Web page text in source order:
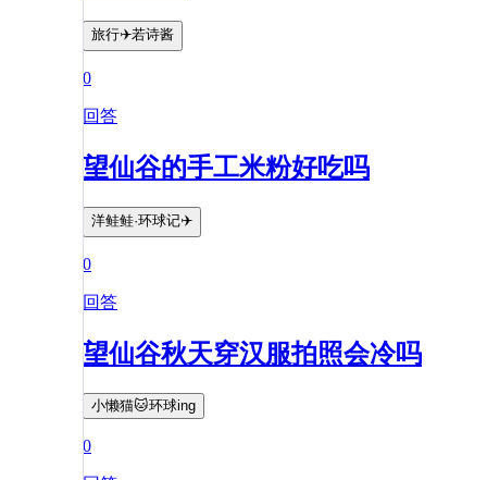
旅行✈️若诗酱
0
回答
望仙谷的手工米粉好吃吗
洋鲑鲑·环球记✈️
0
回答
望仙谷秋天穿汉服拍照会冷吗
小懒猫🐱环球ing
0